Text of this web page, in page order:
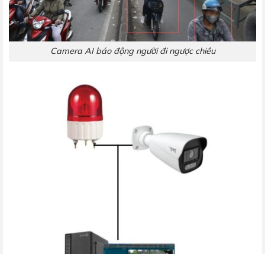
Camera AI báo động người đi ngược chiều